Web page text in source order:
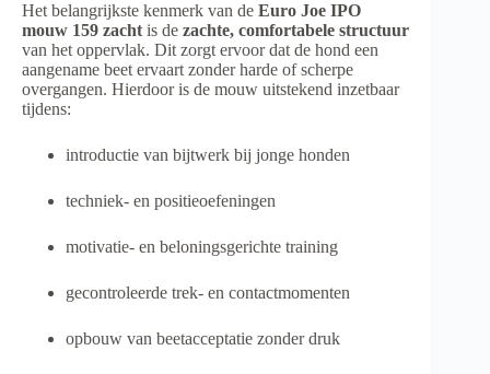
Het belangrijkste kenmerk van de Euro Joe IPO
mouw 159 zachtis de zachte, comfortabele structuur
van het oppervlak. Dit zorgt ervoor dat de hond een
aangename beet ervaart zonder harde of scherpe
overgangen. Hierdoor is de mouw uitstekend inzetbaar
tijdens:
introductie van bijtwerk bij jonge honden
techniek- en positieoefeningen
motivatie- en beloningsgerichte training
gecontroleerde trek- en contactmomenten
opbouw van beetacceptatie zonder druk